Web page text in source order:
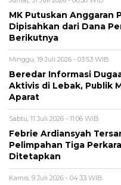
MK Putuskan Anggaran
Dipisahkan dari Dana
Berikutnya
Minggu, 19 Juli 2026 - 03:53 WIB
Beredar Informasi
Aktivis di Lebak, Publik
Aparat
Sabtu, 11 Juli 2026 - 11:06 WIB
Febrie Ardiansyah
Pelimpahan Tiga
Ditetapkan
Kamis, 9 Juli 2026 - 04:33 WIB